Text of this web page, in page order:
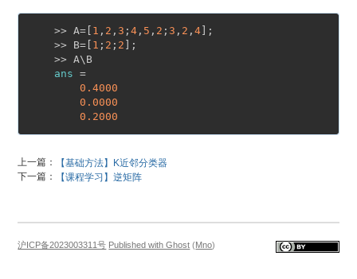
    >> A=[
1 , 2 ,3 ;4 , 5 , 2 ;3 , 2 ,4];
    >> B=[
1 ; 2 ; 2 ];
    >> A\B
ans =
0.4000
0.0000
0.2000
上一篇：
【基础方法】K近邻分类器
下一篇：
【课程学习】逆矩阵
沪ICP备2023003311号 Published with Ghost (Mno)